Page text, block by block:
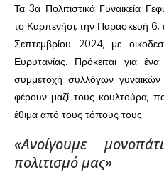
Τα 3α Πολιτιστικά Γυναικεία
το Καρπενήσι, την Παρασκευή 6,
Σεπτεμβρίου 2024, με
Ευρυτανίας. Πρόκειται για
συμμετοχή συλλόγων
φέρουν μαζί τους κουλτούρα,
έθιμα από τους τόπους τους.
«Ανοίγουμε
πολιτισμό μας»